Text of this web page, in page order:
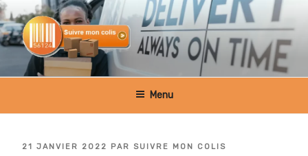
Aller
au
contenu
principal
SUIVRE MON COLIS BELGIQUE
Menu
PUBLIÉ
21 JANVIER 2022 PAR SUIVRE MON COLIS